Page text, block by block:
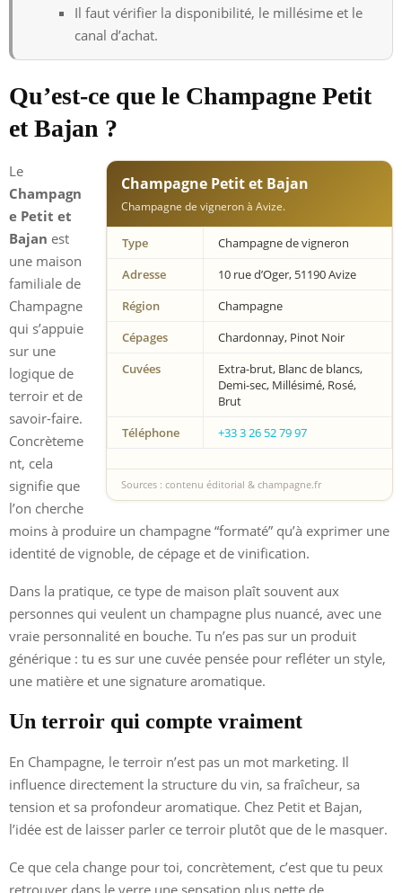
Il faut vérifier la disponibilité, le millésime et le
canal d’achat.
Qu’est-ce que le Champagne Petit
et Bajan ?
Champagne Petit et Bajan
Champagne de vigneron à Avize.
Type
Champagne de vigneron
Adresse
10 rue d’Oger, 51190 Avize
Région
Champagne
Cépages
Chardonnay, Pinot Noir
Cuvées
Extra-brut, Blanc de blancs,
Demi-sec, Millésimé, Rosé,
Brut
Téléphone
+33 3 26 52 79 97
Sources : contenu éditorial & champagne.fr
Le
Champagn
e Petit et
Bajan est
une maison
familiale de
Champagne
qui s’appuie
sur une
logique de
terroir et de
savoir-faire.
Concrèteme
nt, cela
signifie que
l’on cherche
moins à produire un champagne “formaté” qu’à exprimer une
identité de vignoble, de cépage et de vinification.
Dans la pratique, ce type de maison plaît souvent aux
personnes qui veulent un champagne plus nuancé, avec une
vraie personnalité en bouche. Tu n’es pas sur un produit
générique : tu es sur une cuvée pensée pour refléter un style,
une matière et une signature aromatique.
Un terroir qui compte vraiment
En Champagne, le terroir n’est pas un mot marketing. Il
influence directement la structure du vin, sa fraîcheur, sa
tension et sa profondeur aromatique. Chez Petit et Bajan,
l’idée est de laisser parler ce terroir plutôt que de le masquer.
Ce que cela change pour toi, concrètement, c’est que tu peux
retrouver dans le verre une sensation plus nette de